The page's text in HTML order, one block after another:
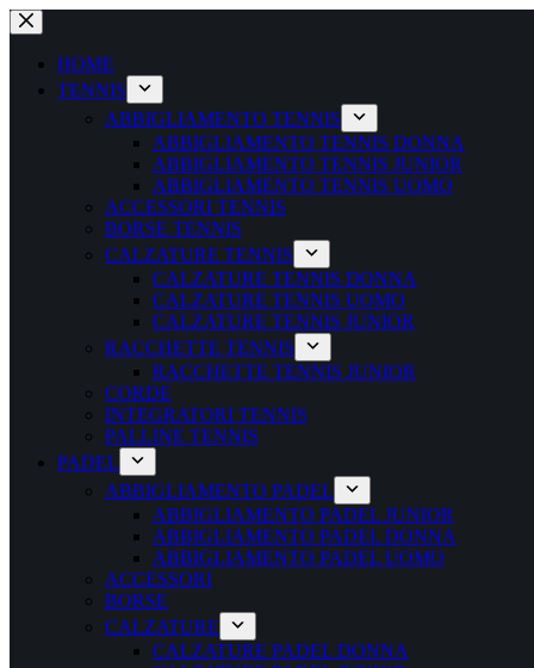
Salta
al
contenutoHOME
TENNIS
ABBIGLIAMENTO TENNIS
ABBIGLIAMENTO TENNIS DONNA
ABBIGLIAMENTO TENNIS JUNIOR
ABBIGLIAMENTO TENNIS UOMO
ACCESSORI TENNIS
BORSE TENNIS
CALZATURE TENNIS
CALZATURE TENNIS DONNA
CALZATURE TENNIS UOMO
CALZATURE TENNIS JUNIOR
RACCHETTE TENNIS
RACCHETTE TENNIS JUNIOR
CORDE
INTEGRATORI TENNIS
PALLINE TENNIS
PADEL
ABBIGLIAMENTO PADEL
ABBIGLIAMENTO PADEL JUNIOR
ABBIGLIAMENTO PADEL DONNA
ABBIGLIAMENTO PADEL UOMO
ACCESSORI
BORSE
CALZATURE
CALZATURE PADEL DONNA